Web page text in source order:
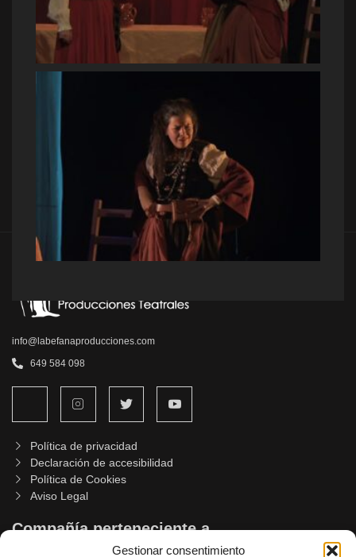
Gestionar consentimiento
info@labefanaproducciones.com
649 584 098
Política de privacidad
Declaración de accesibilidad
Política de Cookies
Aviso Legal
Compañía perteneciente a